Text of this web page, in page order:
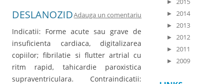
DESLANOZIDAdauga un comentariu
Indicatii: Forme acute sau grave de
insuficienta cardiaca, digitalizarea
copiilor; fibrilatie si flutter artrial cu
ritm rapid, tahicardie paroxistica
supraventriculara. Contraindicatii:
► 2014
► 2013
► 2012
► 2011
► 2009